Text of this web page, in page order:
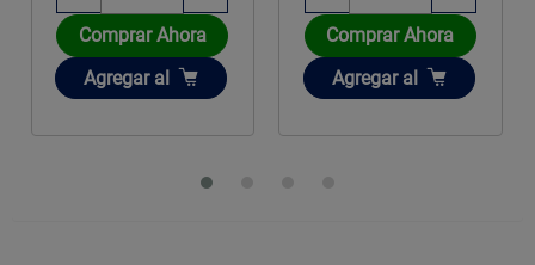
Comprar Ahora
Añadir
Agregar al
Comprar Ahora
Añadir
Agregar al